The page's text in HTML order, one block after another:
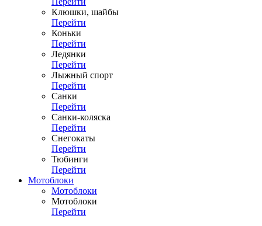
Клюшки, шайбы
Перейти
Коньки
Перейти
Ледянки
Перейти
Лыжный спорт
Перейти
Санки
Перейти
Санки-коляска
Перейти
Снегокаты
Перейти
Тюбинги
Перейти
Мотоблоки
Мотоблоки
Мотоблоки
Перейти